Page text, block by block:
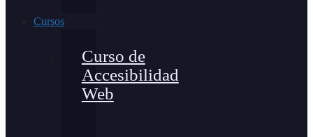
Cursos
Curso de
Accesibilidad
Web